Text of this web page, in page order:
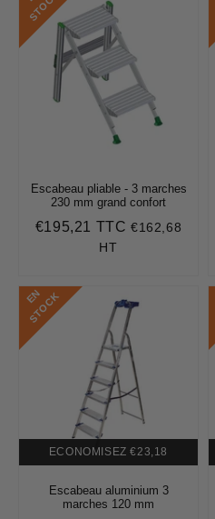
Escabeau pliable - 3 marches
230 mm grand confort
Prix
€195,21 TTC €195,21
€162,68
HT
E
N
S
T
O
C
K
ECONOMISEZ €23,18
Escabeau aluminium 3
marches 120 mm